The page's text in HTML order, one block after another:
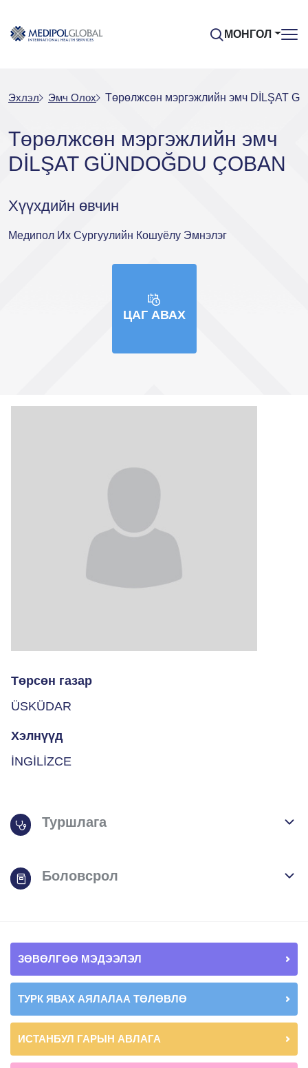
МОНГОЛ
Эхлэл Эмч Oлох Төрөлжсөн мэргэжлийн эмч DİLŞAT
Төрөлжсөн мэргэжлийн эмч
DİLŞAT GÜNDOĞDU ÇOBAN
Хүүхдийн өвчин
Медипол Их Сургуулийн Кошуёлу Эмнэлэг
ЦАГ АВАХ
Төрсөн газар
ÜSKÜDAR
Хэлнүүд
İNGİLİZCE
Туршлага
Боловсрол
ЗӨВӨЛГӨӨ МЭДЭЭЛЭЛ
ТУРК ЯВАХ АЯЛАЛАА ТӨЛӨВЛӨ
ИСТАНБУЛ ГАРЫН АВЛАГА